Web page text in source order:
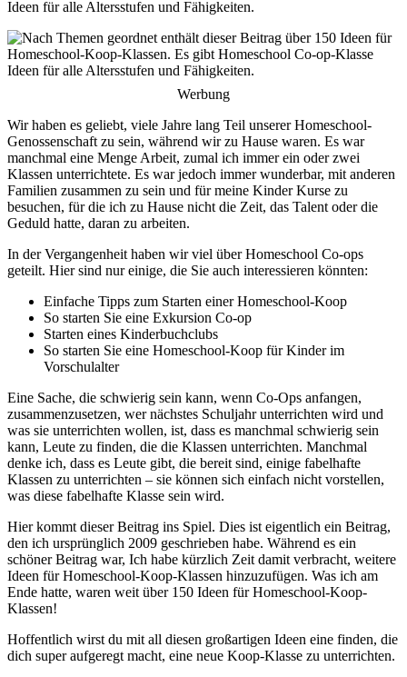
Werbung
Wir haben es geliebt, viele Jahre lang Teil unserer Homeschool-
Genossenschaft zu sein, während wir zu Hause waren. Es war
manchmal eine Menge Arbeit, zumal ich immer ein oder zwei
Klassen unterrichtete. Es war jedoch immer wunderbar, mit anderen
Familien zusammen zu sein und für meine Kinder Kurse zu
besuchen, für die ich zu Hause nicht die Zeit, das Talent oder die
Geduld hatte, daran zu arbeiten.
In der Vergangenheit haben wir viel über Homeschool Co-ops
geteilt. Hier sind nur einige, die Sie auch interessieren könnten:
Einfache Tipps zum Starten einer Homeschool-Koop
So starten Sie eine Exkursion Co-op
Starten eines Kinderbuchclubs
So starten Sie eine Homeschool-Koop für Kinder im
Vorschulalter
Eine Sache, die schwierig sein kann, wenn Co-Ops anfangen,
zusammenzusetzen, wer nächstes Schuljahr unterrichten wird und
was sie unterrichten wollen, ist, dass es manchmal schwierig sein
kann, Leute zu finden, die die Klassen unterrichten. Manchmal
denke ich, dass es Leute gibt, die bereit sind, einige fabelhafte
Klassen zu unterrichten – sie können sich einfach nicht vorstellen,
was diese fabelhafte Klasse sein wird.
Hier kommt dieser Beitrag ins Spiel. Dies ist eigentlich ein Beitrag,
den ich ursprünglich 2009 geschrieben habe. Während es ein
schöner Beitrag war, Ich habe kürzlich Zeit damit verbracht, weitere
Ideen für Homeschool-Koop-Klassen hinzuzufügen. Was ich am
Ende hatte, waren weit über 150 Ideen für Homeschool-Koop-
Klassen!
Hoffentlich wirst du mit all diesen großartigen Ideen eine finden, die
dich super aufgeregt macht, eine neue Koop-Klasse zu unterrichten.